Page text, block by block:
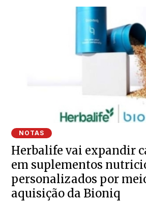
NOTAS
Herbalife vai expandir
em suplementos
personalizados por
aquisição da Bioniq